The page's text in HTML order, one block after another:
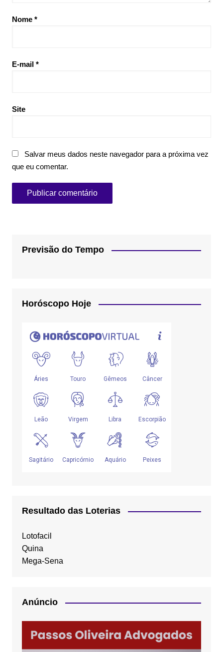
Nome *
E-mail *
Site
Salvar meus dados neste navegador para a próxima vez
que eu comentar.
Previsão do Tempo
Horóscopo Hoje
Resultado das Loterias
Lotofacil
Quina
Mega-Sena
Anúncio